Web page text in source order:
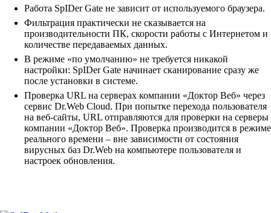
Работа SpIDer Gate не зависит от используемого браузера.
Фильтрация практически не сказывается на
производительности ПК, скорости работы с Интернетом и
количестве передаваемых данных.
В режиме «по умолчанию» не требуется никакой
настройки: SpIDer Gate начинает сканирование сразу же
после установки в системе.
Проверка URL на серверах компании «Доктор Веб» через
сервис Dr.Web Cloud. При попытке перехода пользователя
на веб-сайты, URL отправляются для проверки на серверы
компании «Доктор Веб». Проверка производится в режиме
реального времени – вне зависимости от состояния
вирусных баз Dr.Web на компьютере пользователя и
настроек обновления.